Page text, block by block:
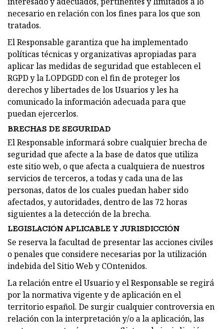
necesario en relación con los fines para los que son
tratados.
El Responsable garantiza que ha implementado
políticas técnicas y organizativas apropiadas para
aplicar las medidas de seguridad que establecen el
RGPD y la LOPDGDD con el fin de proteger los
derechos y libertades de los Usuarios y les ha
comunicado la información adecuada para que
puedan ejercerlos.
BRECHAS DE SEGURIDAD
El Responsable informará sobre cualquier brecha de
seguridad que afecte a la base de datos que utiliza
este sitio web, o que afecta a cualquiera de nuestros
servicios de terceros, a todas y cada una de las
personas, datos de los cuales puedan haber sido
afectados, y autoridades, dentro de las 72 horas
siguientes a la detección de la brecha.
LEGISLACIÓN APLICABLE Y JURISDICCIÓN
Se reserva la facultad de presentar las acciones civiles
o penales que considere necesarias por la utilización
indebida del Sitio Web y COntenidos.
La relación entre el Usuario y el Responsable se regirá
por la normativa vigente y de aplicación en el
territorio español. De surgir cualquier controversia en
relación con la interpretación y/o a la aplicación, las